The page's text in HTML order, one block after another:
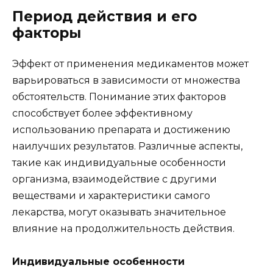
Период действия и его
факторы
Эффект от применения медикаментов может
варьироваться в зависимости от множества
обстоятельств. Понимание этих факторов
способствует более эффективному
использованию препарата и достижению
наилучших результатов. Различные аспекты,
такие как индивидуальные особенности
организма, взаимодействие с другими
веществами и характеристики самого
лекарства, могут оказывать значительное
влияние на продолжительность действия.
Индивидуальные особенности